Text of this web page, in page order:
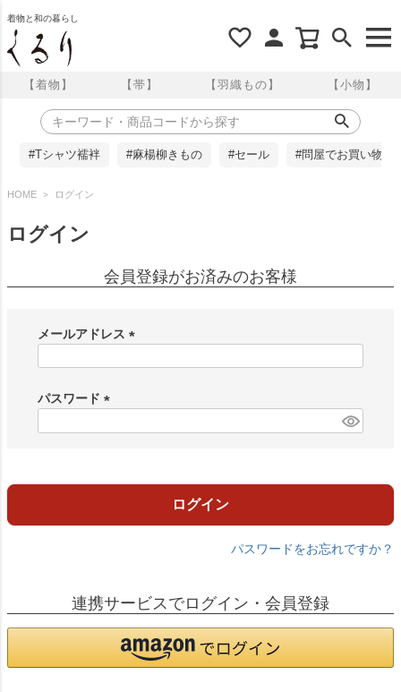
着物と和の暮らし
【着物】 【帯】 【羽織もの】 【小物】
#Tシャツ襦袢 #麻楊柳きもの #セール #問屋でお買い物
HOME ログイン
ログイン
会員登録がお済みのお客様
メールアドレス
)
パスワード
ログイン
パスワードをお忘れですか？
連携サービスでログイン・会員登録